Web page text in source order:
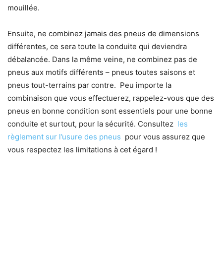
mouillée.
Ensuite, ne combinez jamais des pneus de dimensions
différentes, ce sera toute la conduite qui deviendra
débalancée. Dans la même veine, ne combinez pas de
pneus aux motifs différents – pneus toutes saisons et
pneus tout-terrains par contre. Peu importe la
combinaison que vous effectuerez, rappelez-vous que des
pneus en bonne condition sont essentiels pour une bonne
conduite et surtout, pour la sécurité. Consultez les
règlement sur l’usure des pneus pour vous assurez que
vous respectez les limitations à cet égard !